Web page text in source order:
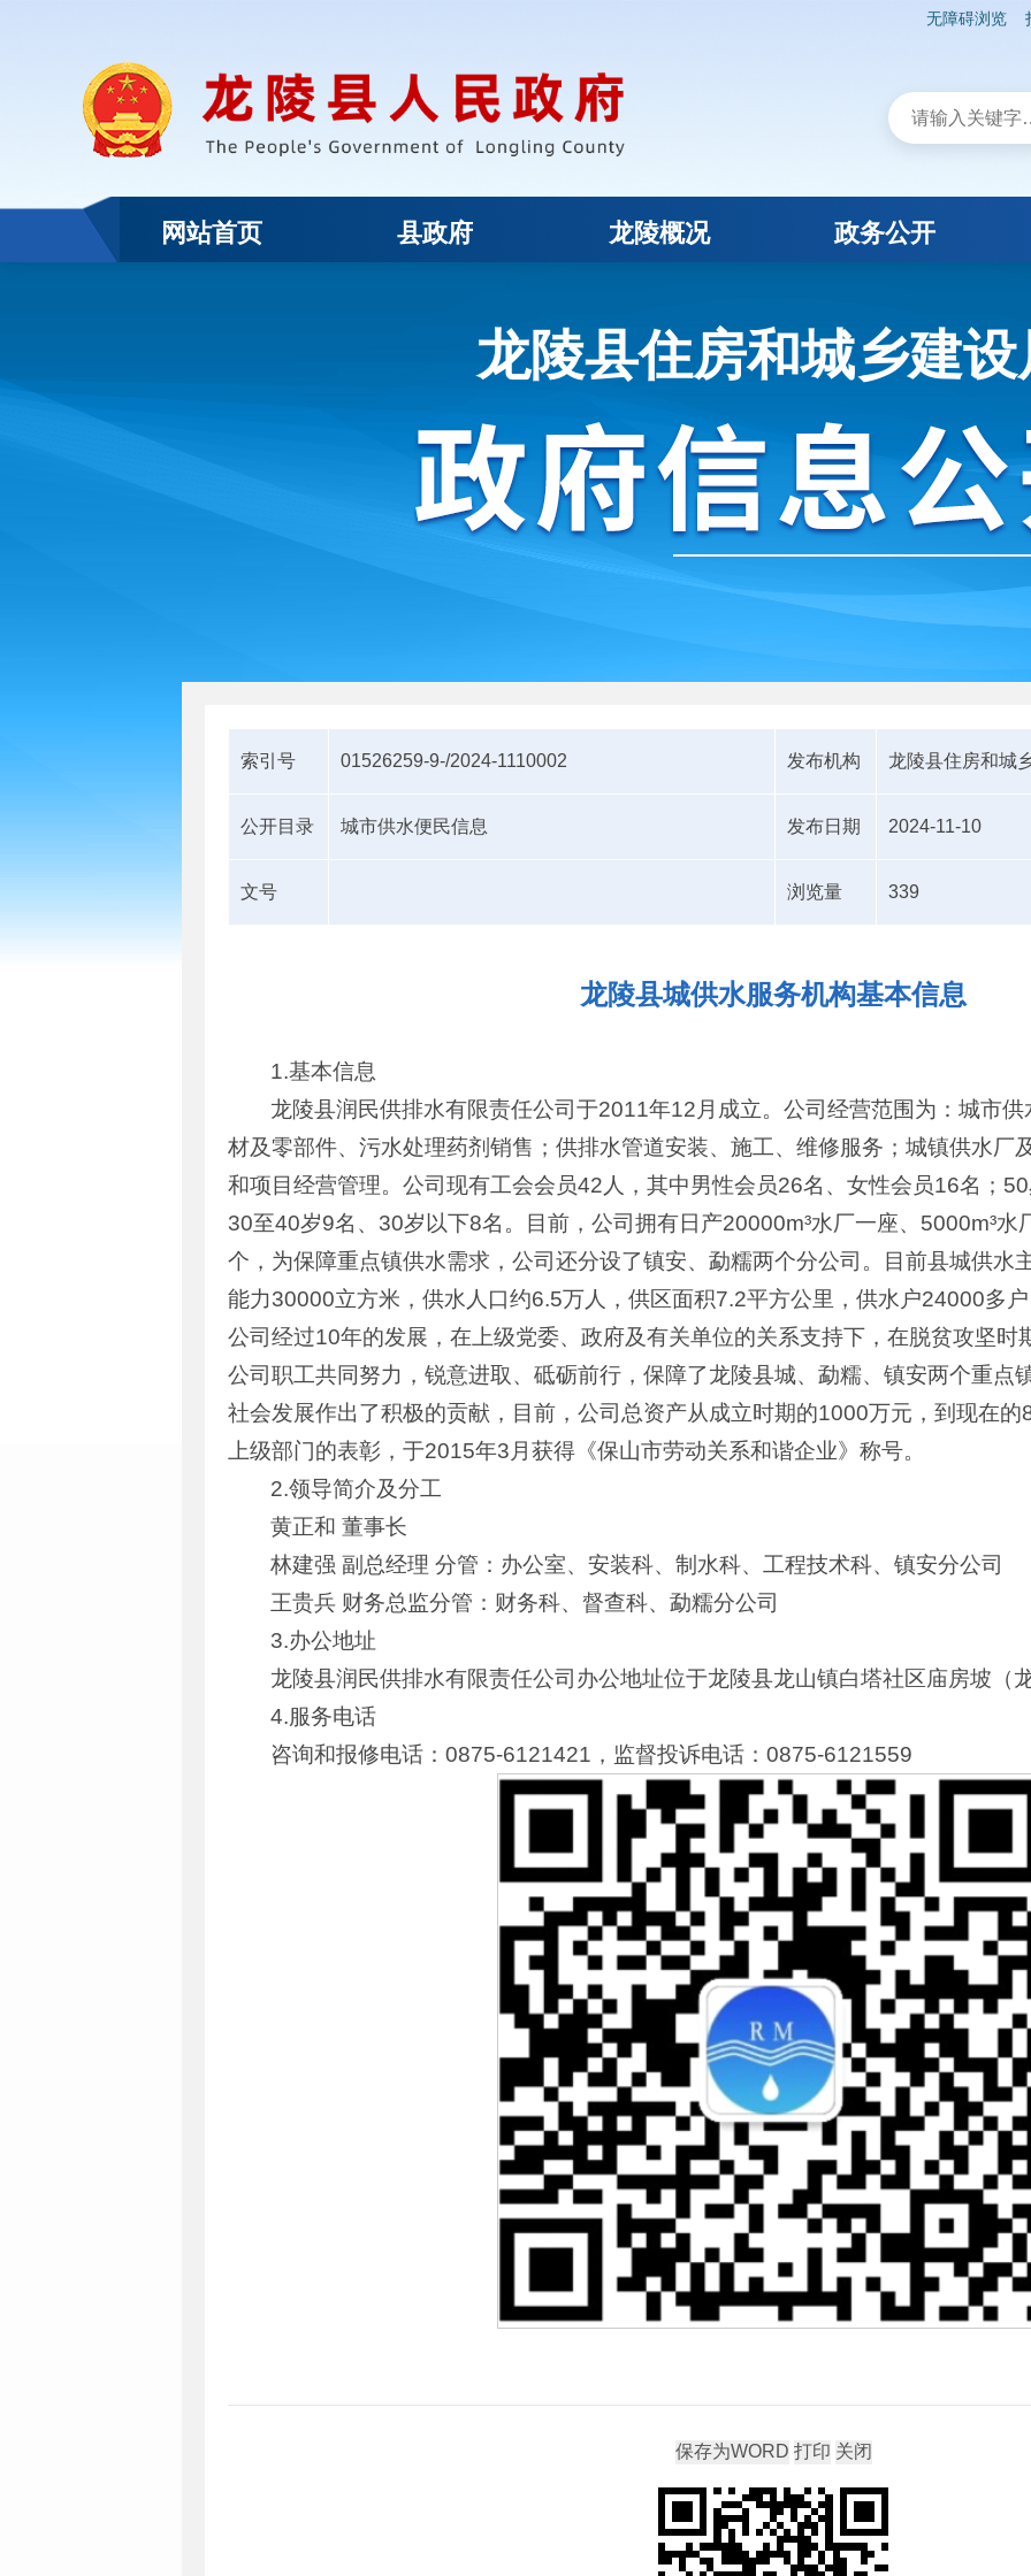
无障碍浏览
网站首页 县政府 龙陵概况 政务公开
龙陵县住房和城乡建设
索引号 01526259-9-/2024-1110002 发布机构 龙陵县住房和城
公开目录 城市供水便民信息 发布日期 2024-11-10
文号 浏览量 339
龙陵县城供水服务机构基本信息
1.基本信息
龙陵县润民供排水有限责任公司于2011年12月成立。公司经营范围为：城市
材及零部件、污水处理药剂销售；供排水管道安装、施工、维修服务；城镇供水厂
和项目经营管理。公司现有工会会员42人，其中男性会员26名、女性会员16名；
30至40岁9名、30岁以下8名。目前，公司拥有日产20000m³水厂一座、5000m³水
个，为保障重点镇供水需求，公司还分设了镇安、勐糯两个分公司。目前县城供水
能力30000立方米，供水人口约6.5万人，供区面积7.2平方公里，供水户24000多
公司经过10年的发展，在上级党委、政府及有关单位的关系支持下，在脱贫攻坚时
公司职工共同努力，锐意进取、砥砺前行，保障了龙陵县城、勐糯、镇安两个重点
社会发展作出了积极的贡献，目前，公司总资产从成立时期的1000万元，到现在
上级部门的表彰，于2015年3月获得《保山市劳动关系和谐企业》称号。
2.领导简介及分工
黄正和 董事长
林建强 副总经理 分管：办公室、安装科、制水科、工程技术科、镇安分公司
王贵兵 财务总监分管：财务科、督查科、勐糯分公司
3.办公地址
龙陵县润民供排水有限责任公司办公地址位于龙陵县龙山镇白塔社区庙房坡（
4.服务电话
咨询和报修电话：0875-6121421，监督投诉电话：0875-6121559